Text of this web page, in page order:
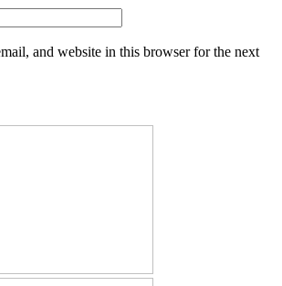
and website in this browser for the next